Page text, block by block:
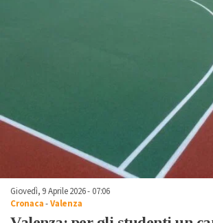
Giovedì, 9 Aprile 2026 - 07:06
Cronaca-Valenza